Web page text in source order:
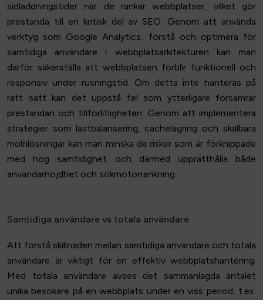
sidladdningstider när de rankar webbplatser, vilket gör
prestanda till en kritisk del av SEO. Genom att använda
verktyg som Google Analytics, förstå och optimera för
samtidiga användare i webbplatsarkitekturen kan man
därför säkerställa att webbplatsen förblir funktionell och
responsiv under rusningstid. Om detta inte hanteras på
rätt sätt kan det uppstå fel som ytterligare försämrar
prestandan och tillförlitligheten. Genom att implementera
strategier som lastbalansering, cachelagring och skalbara
molnlösningar kan man minska de risker som är förknippade
med hög samtidighet och därmed upprätthålla både
användarnöjdhet och sökmotorrankning.
Samtidiga användare vs totala användare
Att förstå skillnaden mellan samtidiga användare och totala
användare är viktigt för en effektiv webbplatshantering.
Med totala användare avses det sammanlagda antalet
unika besökare på en webbplats under en viss period, t.ex.